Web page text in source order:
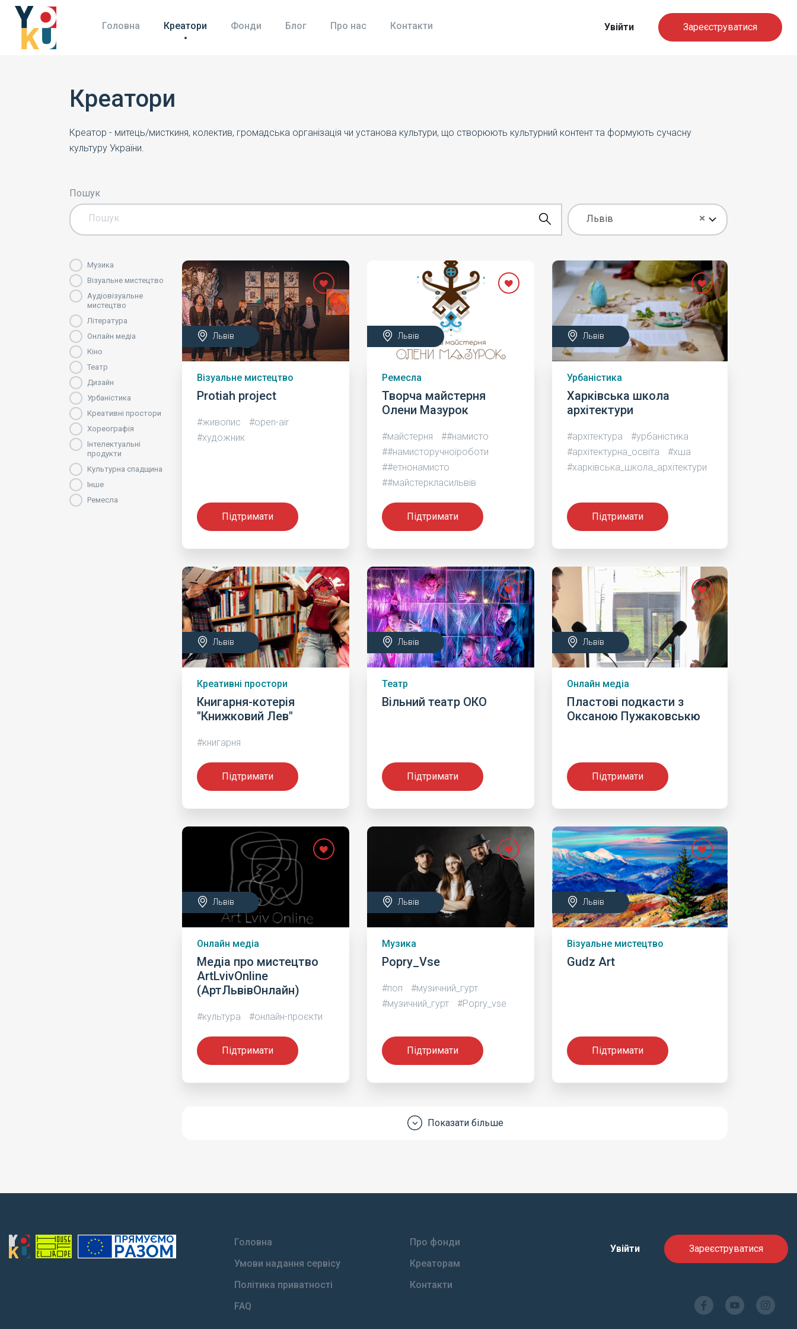
Головна Креатори Фонди Блог Про нас Контакти Увійти Зареєструватися
Креатори
Креатор - митець/мисткиня, колектив, громадська організація чи установа культури, що створюють культурний контент та формують сучасну
культуру України.
Пошук
×
Львів
Музика
Візуальне мистецтво
Аудіовізуальне
мистецтво
Література
Онлайн медіа
Кіно
Театр
Дизайн
Урбаністика
Креативні простори
Хореографія
Інтелектуальні
продукти
Культурна спадщина
Інше
Ремесла
Львів
Візуальне мистецтво
Protiah project
#живопис
#open-air
#художник
Підтримати
Львів
Ремесла
Творча майстерня
Олени Мазурок
#майстерня
##намисто
##намисторучноїроботи
##етнонамисто
##майстеркласильвів
Підтримати
Львів
Урбаністика
Харківська школа
архітектури
#архітектура
#урбаністика
#архітектурна_освіта
#хша
#харківська_школа_архітектури
Підтримати
Львів
Креативні простори
Книгарня-котерія
"Книжковий Лев"
#книгарня
Підтримати
Львів
Театр
Вільний театр ОКО
Підтримати
Львів
Онлайн медіа
Пластові подкасти з
Оксаною Пужаковськю
Підтримати
Львів
Онлайн медіа
Медіа про мистецтво
ArtLvivOnline
(АртЛьвівОнлайн)
#культура #онлайн-проєкти
Підтримати
Львів
Музика
Popry_Vse
#поп
#музичний_гурт
#музичний_гурт
#Popry_vse
Підтримати
Львів
Візуальне мистецтво
Gudz Art
Підтримати
Показати більше
Головна
Умови надання сервісу
Політика приватності
FAQ
Про фонди
Креаторам
Контакти
Увійти Зареєструватися